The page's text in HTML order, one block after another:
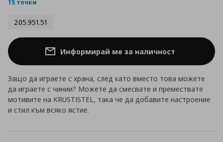
15 точки
205.951.51
Информирай ме за наличност
Защо да играете с храна, след като вместо това можете
да играете с чинии? Можете да смесвате и премествате
мотивите на KRUSTISTEL, така че да добавите настроение
и стил към всяко ястие.